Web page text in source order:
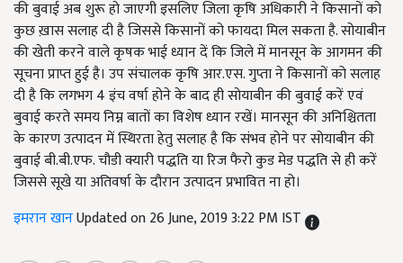
की बुवाई अब शुरू हो जाएगी इसलिए जिला कृषि अधिकारी ने किसानों को
कुछ ख़ास सलाह दी है जिससे किसानों को फायदा मिल सकता है. सोयाबीन
की खेती करने वाले कृषक भाई ध्यान दें कि जिले में मानसून के आगमन की
सूचना प्राप्त हुई है। उप संचालक कृषि आर.एस. गुप्ता ने किसानों को सलाह
दी है कि लगभग 4 इंच वर्षा होने के बाद ही सोयाबीन की बुवाई करें एवं
बुवाई करते समय निम्न बातों का विशेष ध्यान रखें। मानसून की अनिश्चितता
के कारण उत्पादन में स्थिरता हेतु सलाह है कि संभव होने पर सोयाबीन की
बुवाई बी.बी.एफ. चौडी क्यारी पद्धति या रिज फैरो कुड मेड पद्धति से ही करें
जिससे सूखे या अतिवर्षा के दौरान उत्पादन प्रभावित ना हो।
इमरान खानUpdated on 26 June, 2019 3:22 PM IST